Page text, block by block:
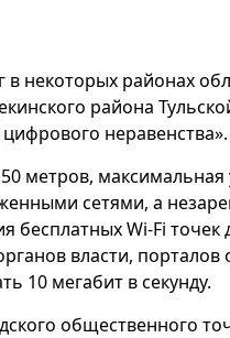
некоторых районах
района
неравенства».
метров, максимальная
сетями, а
бесплатных Wi-Fi
власти, порталов
10 мегабит в секунду.
общественного